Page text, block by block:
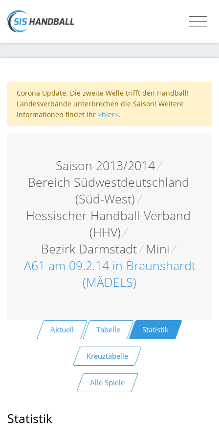
Corona Update: Die zweite Welle trifft den Handball!
Landesverbände unterbrechen die Saison! Weitere
Informationen findet Ihr >hier<.
Saison 2013/2014/
Bereich Südwestdeutschland
(Süd-West)/
Hessischer Handball-Verband
(HHV)/
Bezirk Darmstadt/ Mini/
A61 am 09.2.14 in Braunshardt
(MÄDELS)
Aktuell Tabelle Statistik
Kreuztabelle
Alle Spiele
Statistik